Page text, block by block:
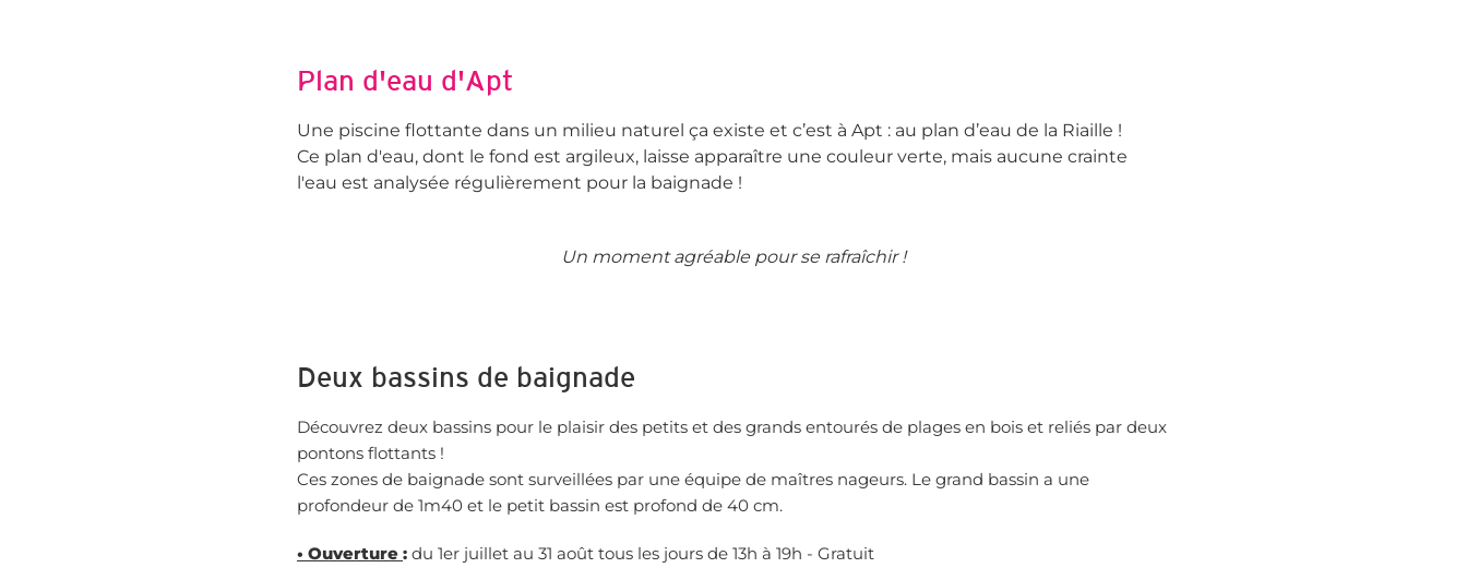
Plan d'eau d'Apt
Une piscine flottante dans un milieu naturel ça existe et c’est à Apt : au plan d’eau de la Riaille !
Ce plan d'eau, dont le fond est argileux, laisse apparaître une couleur verte, mais aucune crainte
l'eau est analysée régulièrement pour la baignade !
Un moment agréable pour se rafraîchir !
Deux bassins de baignade
Découvrez deux bassins pour le plaisir des petits et des grands entourés de plages en bois et reliés par deux
pontons flottants !
Ces zones de baignade sont surveillées par une équipe de maîtres nageurs. Le grand bassin a une
profondeur de 1m40 et le petit bassin est profond de 40 cm.
• Ouverture : du 1er juillet au 31 août tous les jours de 13h à 19h - Gratuit